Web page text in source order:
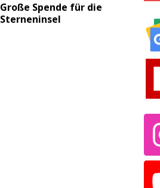
Große Spende für die
Sterneninsel